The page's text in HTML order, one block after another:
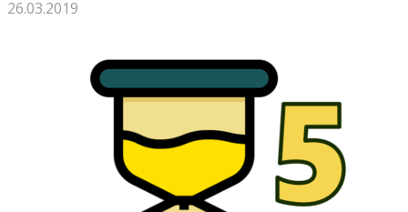
26.03.2019